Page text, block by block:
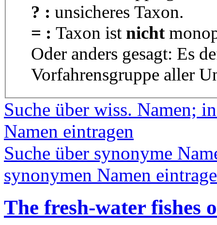
? : unsicheres Taxon.
= : Taxon ist nicht
Oder anders gesagt: Es
Vorfahrensgruppe aller
Suche über wiss. Namen;
Namen eintragen
Suche über synonyme
synonymen Namen
The fresh-water fishes